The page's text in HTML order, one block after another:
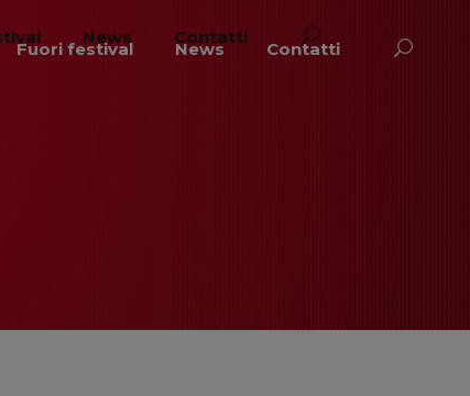
Fuori festival News Contatti
News Contatti